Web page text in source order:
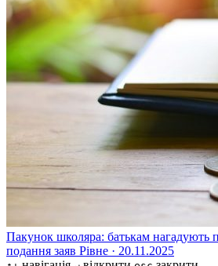
Пакунок школяра: батькам нагадують
подання заяв Рівне · 20.11.2025